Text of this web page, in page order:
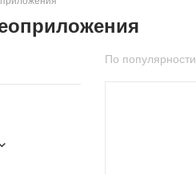
По популярности